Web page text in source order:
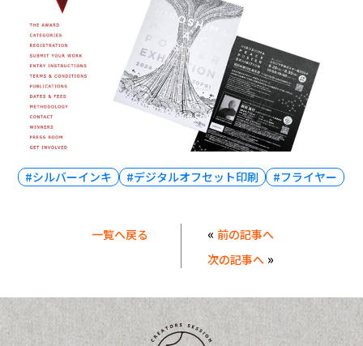
#シルバーインキ #デジタルオフセット印刷 #フライヤー
一覧へ戻る « 前の記事へ
次の記事へ »